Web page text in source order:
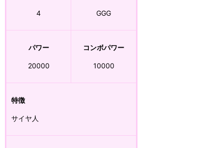
4 GGG
パワー
20000
コンボパワー
10000
特徴
サイヤ人